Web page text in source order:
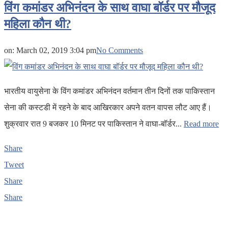
विंग कमांडर अभिनंदन के साथ वाघा बॉर्डर पर मौजूद
महिला कौन थी?
on: March 02, 2019 3:04 pmNo Comments
भारतीय वायुसेना के विंग कमांडर अभिनंदन वर्तमान तीन दिनों तक पाकिस्तान
सेना की कस्टडी में रहने के बाद आखिरकार अपने वतन वापस लौट आए हैं।
शुक्रवार रात 9 बजकर 10 मिनट पर पाकिस्तान ने वाघा-बॉर्डर... Read more
Share
Tweet
Share
Share